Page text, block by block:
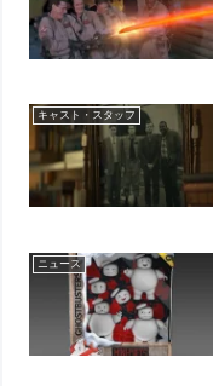
キャスト・スタッフ
ニュース